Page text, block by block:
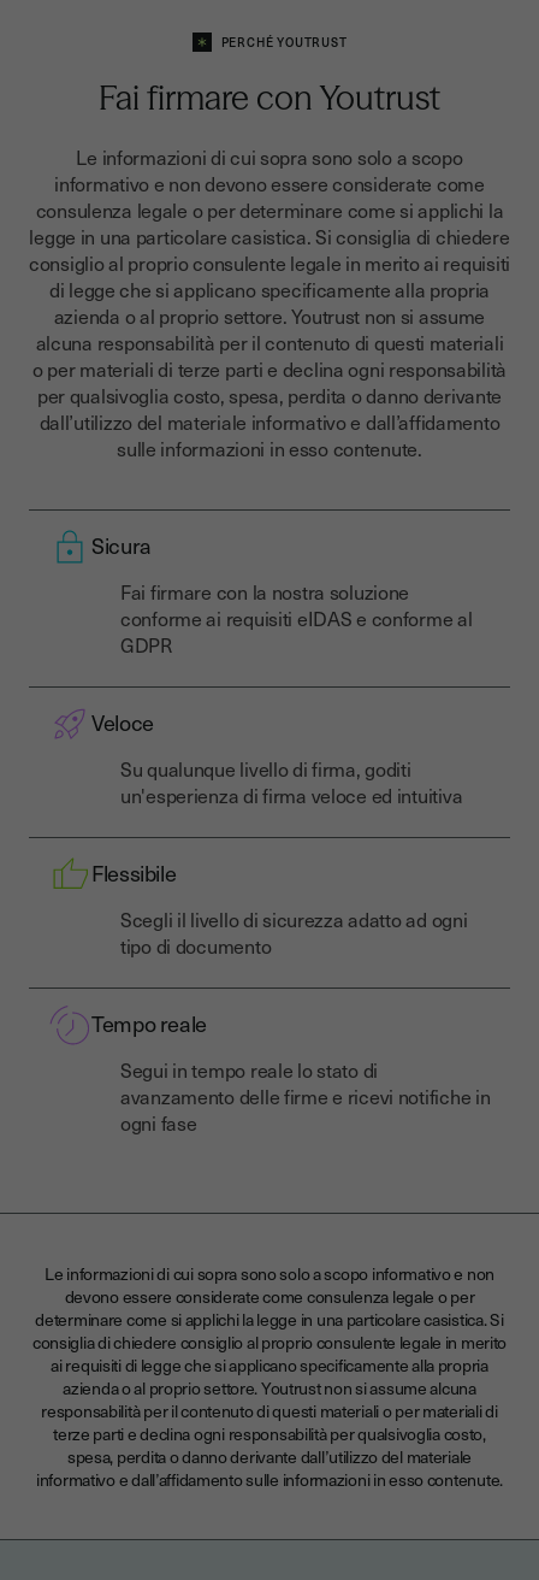
PERCHÉ YOUTRUST
Fai firmare con Youtrust
Le informazioni di cui sopra sono solo a scopo
informativo e non devono essere considerate come
consulenza legale o per determinare come si applichi la
legge in una particolare casistica. Si consiglia di chiedere
consiglio al proprio consulente legale in merito ai requisiti
di legge che si applicano specificamente alla propria
azienda o al proprio settore. Youtrust non si assume
alcuna responsabilità per il contenuto di questi materiali
o per materiali di terze parti e declina ogni responsabilità
per qualsivoglia costo, spesa, perdita o danno derivante
dall’utilizzo del materiale informativo e dall’affidamento
sulle informazioni in esso contenute.
Sicura
Fai firmare con la nostra soluzione
conforme ai requisiti eIDAS e conforme al
GDPR
Veloce
Su qualunque livello di firma, goditi
un'esperienza di firma veloce ed intuitiva
Flessibile
Scegli il livello di sicurezza adatto ad ogni
tipo di documento
Tempo reale
Segui in tempo reale lo stato di
avanzamento delle firme e ricevi notifiche in
ogni fase
Le informazioni di cui sopra sono solo a scopo informativo e non
devono essere considerate come consulenza legale o per
determinare come si applichi la legge in una particolare casistica. Si
consiglia di chiedere consiglio al proprio consulente legale in merito
ai requisiti di legge che si applicano specificamente alla propria
azienda o al proprio settore. Youtrust non si assume alcuna
responsabilità per il contenuto di questi materiali o per materiali di
terze parti e declina ogni responsabilità per qualsivoglia costo,
spesa, perdita o danno derivante dall’utilizzo del materiale
informativo e dall’affidamento sulle informazioni in esso contenute.